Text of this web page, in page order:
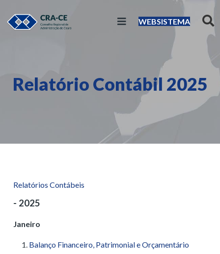
WEBSISTEMA
Relatório Contábil 2025
Relatórios Contábeis
- 2025
Janeiro
Balanço Financeiro, Patrimonial e Orçamentário